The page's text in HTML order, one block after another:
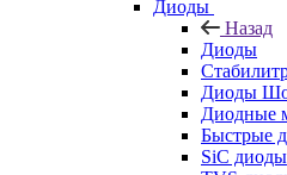
Диоды
Назад
Диоды
Диоды
Диодные
Быстрые
SiC диоды